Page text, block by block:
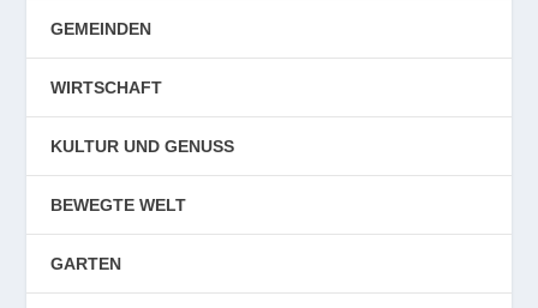
GEMEINDEN
WIRTSCHAFT
KULTUR UND GENUSS
BEWEGTE WELT
GARTEN